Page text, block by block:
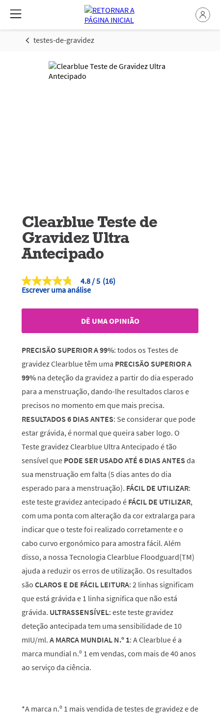
testes-de-gravidez
Clearblue Teste de
Gravidez Ultra
Antecipado
4.8
de
estrelas,
de
Read
16
Reviews.
Link
para
mesma
página.
4.8
(16)
Escrever uma análise
DÊ UMA OPINIÃO
PRECISÃO SUPERIOR A 99%: todos os Testes de
gravidez Clearblue têm uma PRECISÃO SUPERIOR A
99% na deteção da gravidez a partir do dia esperado
para a menstruação, dando-lhe resultados claros e
precisos no momento em que mais precisa.
RESULTADOS 6 DIAS ANTES: Se considerar que pode
estar grávida, é normal que queira saber logo. O
Teste gravidez Clearblue Ultra Antecipado é tão
sensível que PODE SER USADO ATÉ 6 DIAS ANTES da
sua menstruação em falta (5 dias antes do dia
esperado para a menstruação). FÁCIL DE UTILIZAR:
este teste gravidez antecipado é FÁCIL DE UTILIZAR,
com uma ponta com alteração da cor extralarga para
indicar que o teste foi realizado corretamente e o
cabo curvo ergonómico para amostra fácil. Além
disso, a nossa Tecnologia Clearblue Floodguard(TM)
ajuda a reduzir os erros de utilização. Os resultados
são CLAROS E DE FÁCIL LEITURA: 2 linhas significam
que está grávida e 1 linha significa que não está
grávida. ULTRASSENSÍVEL: este teste gravidez
deteção antecipada tem uma sensibilidade de 10
mIU/ml. A MARCA MUNDIAL N.º 1: A Clearblue é a
marca mundial n.º 1 em vendas, com mais de 40 anos
ao serviço da ciência.
*A marca n.º 1 mais vendida de testes de gravidez e de